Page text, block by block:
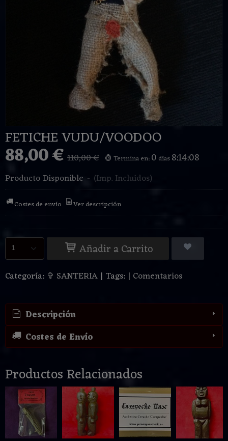
FETICHE VUDU/VOODOO
88,00 € 110,00 € Termina en:0 días8:14:07
Producto Disponible - (Imp. Incluidos)
Costes de envío Ver descripción
Añadir a Carrito
Categoría: ✞ SANTERIA | Tags: | Comentarios
Descripción
Costes de Envío
Productos Relacionados